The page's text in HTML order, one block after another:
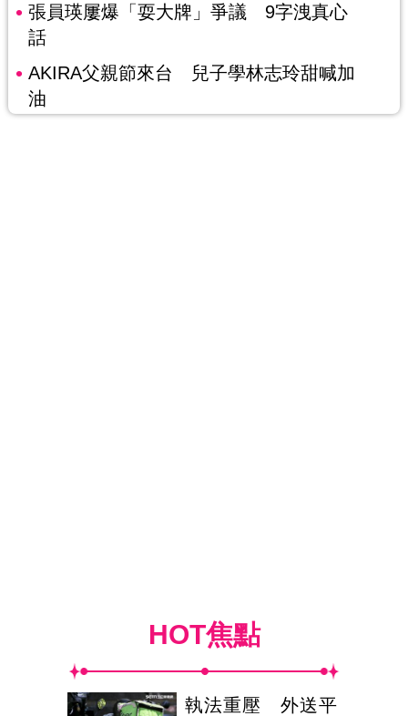
張員瑛屢爆「耍大牌」爭議 9字洩真心
話
AKIRA父親節來台 兒子學林志玲甜喊加
油
HOT焦點
執法重壓 外送平